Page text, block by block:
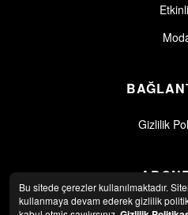
Gizlilik
En son haberler ve
Bu sitede çerezler kullanılmaktadır.
kullanmaya devam ederek gizlilik